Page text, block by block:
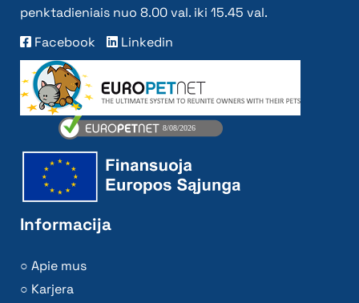
penktadieniais nuo 8.00 val. iki 15.45 val.
Facebook
Linkedin
Informacija
Apie mus
Karjera